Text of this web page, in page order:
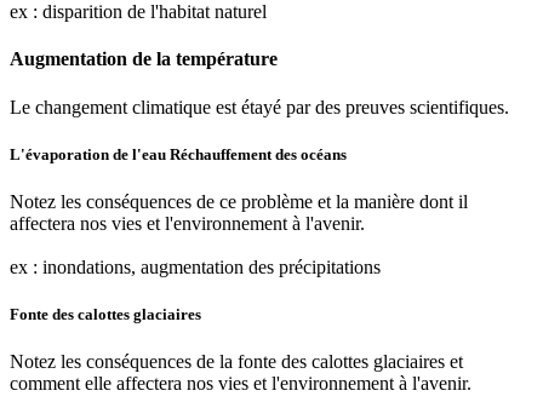
ex : disparition de l'habitat naturel
Augmentation de la température
Le changement climatique est étayé par des preuves scientifiques.
L'évaporation de l'eau Réchauffement des océans
Notez les conséquences de ce problème et la manière dont il
affectera nos vies et l'environnement à l'avenir.
ex : inondations, augmentation des précipitations
Fonte des calottes glaciaires
Notez les conséquences de la fonte des calottes glaciaires et
comment elle affectera nos vies et l'environnement à l'avenir.